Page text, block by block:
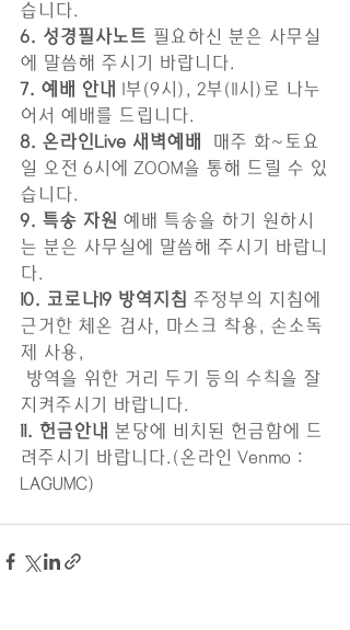
습니다.
6. 성경필사노트 필요하신 분은 사무실
에 말씀해 주시기 바랍니다.
7. 예배 안내 1부(9시), 2부(11시)로 나누
어서 예배를 드립니다.
8. 온라인Live 새벽예배
매주 화~토요
일 오전 6시에 ZOOM을 통해 드릴 수 있
습니다.
9. 특송 자원 예배 특송을 하기 원하시
는 분은 사무실에 말씀해 주시기 바랍니
다.
10. 코로나19 방역지침 주정부의 지침에
근거한 체온 검사, 마스크 착용, 손소독
제 사용,
지켜주시기 바랍니다.
11. 헌금안내 본당에 비치된 헌금함에 드
려주시기 바랍니다.(온라인 Venmo :
LAGUMC)